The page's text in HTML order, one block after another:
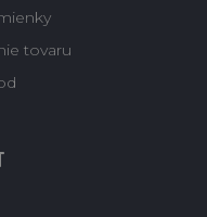
tovaru